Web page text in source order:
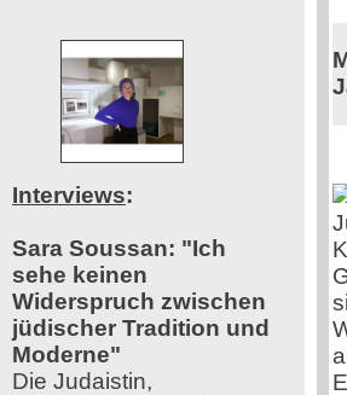
Interviews:
Sara Soussan: "Ich
sehe keinen
Widerspruch zwischen
jüdischer Tradition und
Moderne"
Die Judaistin,